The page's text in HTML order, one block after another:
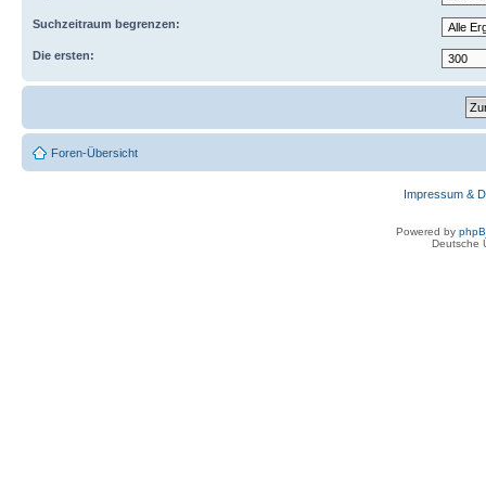
Suchzeitraum begrenzen:
Die ersten:
Foren-Übersicht
Impressum &
Powered by
Deutsche